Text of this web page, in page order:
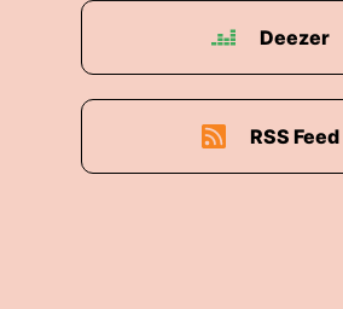
Deezer
RSS Feed